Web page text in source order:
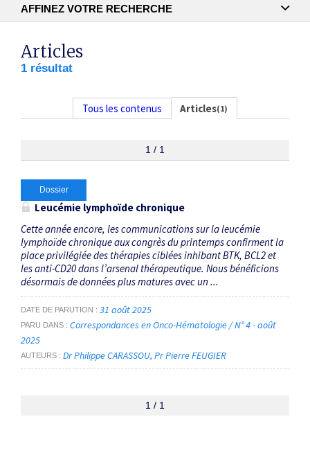
AFFINEZ VOTRE RECHERCHE
Inhibiteur de BTK ×
Dates
Du
RECHERCHER
Articles
1 résultat
Tous les contenus Articles(1)
1 / 1
Dossier
Leucémie lymphoïde chronique
Cette année encore, les communications sur la leucémie
lymphoïde chronique aux congrès du printemps confirment la
place privilégiée des thérapies ciblées inhibant BTK, BCL2 et
les anti-CD20 dans l’arsenal thérapeutique. Nous bénéficions
désormais de données plus matures avec un ...
DATE DE PARUTION 31 août 2025
PARU DANS
Correspondances en Onco-Hématologie / N° 4 - août
2025
AUTEURS Dr Philippe CARASSOU Pr Pierre FEUGIER
1 / 1